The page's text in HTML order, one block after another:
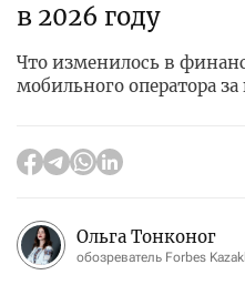
в 2026 году
Что изменилось в
мобильного оператора
Ольга Тонконог
обозреватель Forbes